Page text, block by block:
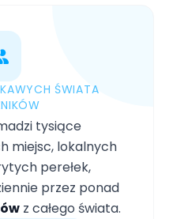
ŚWIATA
tysiące
miejsc, lokalnych
perełek,
przez ponad
z całego świata.